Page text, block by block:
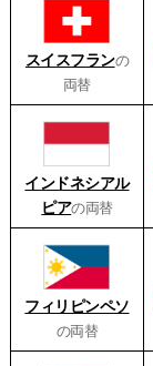
スイスフランの
両替
インドネシアル
ピアの両替
フィリピンペソ
の両替